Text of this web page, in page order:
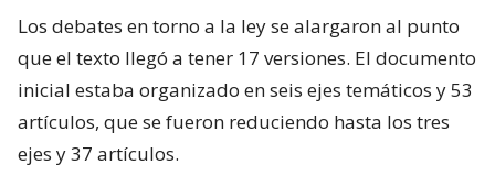
Los debates en torno a la ley se alargaron al punto
que el texto llegó a tener 17 versiones. El documento
inicial estaba organizado en seis ejes temáticos y 53
artículos, que se fueron reduciendo hasta los tres
ejes y 37 artículos.